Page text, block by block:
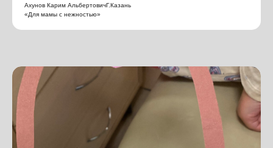
Ахунов Карим АльбертовичГ.Казань
«Для мамы с нежностью»